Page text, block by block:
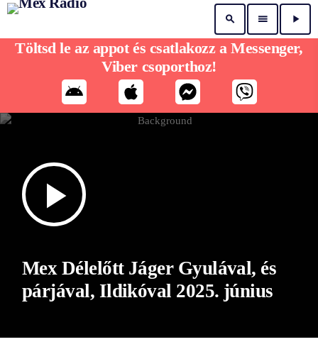
search menu play_arrow
play_arrow
Mex Délelőtt Jáger Gyulával, és
párjával, Ildikóval 2025. június
Töltsd le az appot és csatlakozz a Messenger,
Viber csoporthoz!